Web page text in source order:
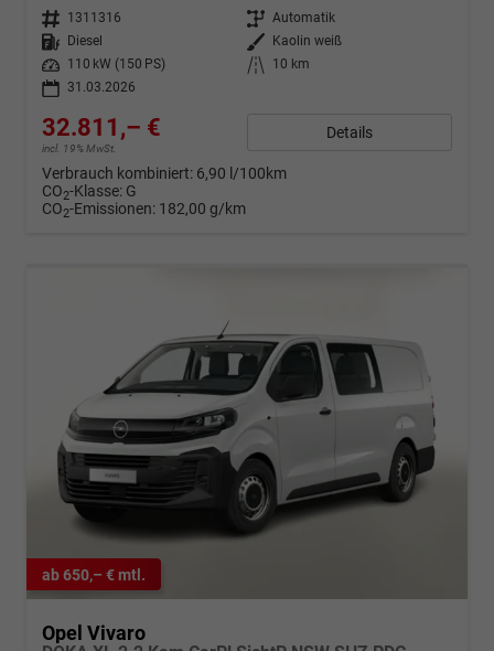
Fahrzeugnr. 1311316 Getriebe Automatik
Kraftstoff
Diesel Außenfarbe
Kaolin weiß
Leistung
110 kW (150 PS) Kilometerstand
10 km
31.03.2026
32.811,– €
incl. 19% MwSt.
Details
Verbrauch kombiniert: 6,90 l/100km
CO2-Klasse: G
CO2-Emissionen: 182,00 g/km
ab 650,– € mtl.
Opel Vivaro